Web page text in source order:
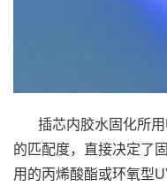
插芯内胶水固化所
的匹配度，直接决定了
用的丙烯酸酯或环氧型